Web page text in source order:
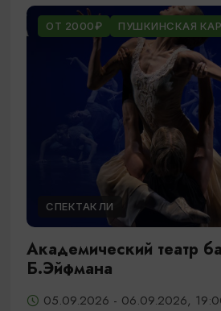
ОТ 2000₽ ПУШКИНСКАЯ
СПЕКТАКЛИ
Академический театр
Б.Эйфмана
05.09.2026 - 06.09.2026,